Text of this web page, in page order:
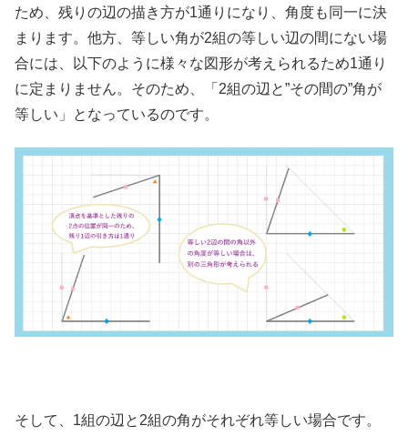
ため、残りの辺の描き方が1通りになり、角度も同一に決
まります。他方、等しい角が2組の等しい辺の間にない場
合には、以下のように様々な図形が考えられるため1通り
に定まりません。そのため、「2組の辺と”その間の”角が
等しい」となっているのです。
そして、1組の辺と2組の角がそれぞれ等しい場合です。